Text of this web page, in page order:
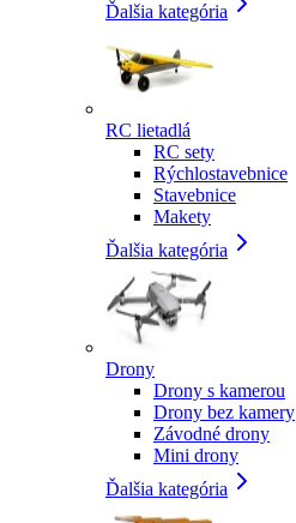
Ďalšia kategória
RC lietadlá
RC sety
Rýchlostavebnice
Stavebnice
Makety
Ďalšia kategória
Drony
Drony s kamerou
Drony bez kamery
Závodné drony
Mini drony
Ďalšia kategória